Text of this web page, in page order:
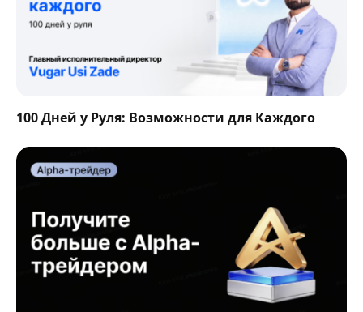
100 Дней у Руля: Возможности для Каждого